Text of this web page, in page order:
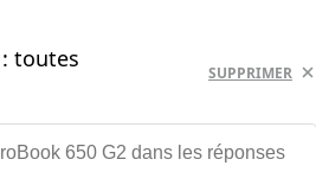
: toutes
SUPPRIMER